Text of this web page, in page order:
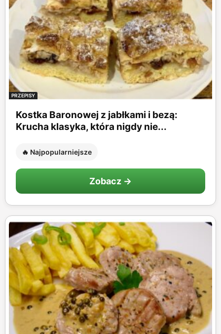
PRZEPISY
Kostka Baronowej z jabłkami i bezą:
Krucha klasyka, która nigdy nie...
🔥 Najpopularniejsze
Zobacz →